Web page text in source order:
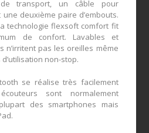
transport, un câble pour
deuxième paire d’embouts.
technologie flexsoft comfort fit
de confort. Lavables et
n’irritent pas les oreilles même
non-stop.
se réalise très facilement
sont normalement
des smartphones mais